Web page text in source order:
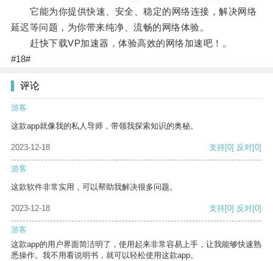
它能为你提供快速、安全、稳定的网络连接，解决网络
延迟等问题，为你带来纯净、流畅的网络体验。
赶快下载VP加速器，体验高效的网络加速吧！。
#18#
评论
游客
这款app就像我的私人导师，带领我探索知识的奥秘。
2023-12-18 支持[0] 反对[0]
游客
这款软件非常实用，可以帮助我解决很多问题。
2023-12-18 支持[0] 反对[0]
游客
这款app的用户界面简洁明了，使用起来非常容易上手，让我能够快速熟
悉操作。我不用看说明书，就可以轻松使用这款app。